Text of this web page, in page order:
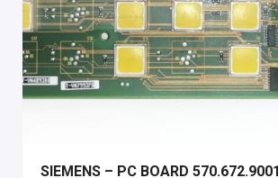
SIEMENS – PC BOARD